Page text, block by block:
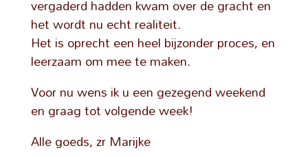
vergaderd hadden kwam over de gracht en
het wordt nu echt realiteit.
Het is oprecht een heel bijzonder proces, en
leerzaam om mee te maken.
Voor nu wens ik u een gezegend weekend
en graag tot volgende week!
Alle goeds, zr Marijke